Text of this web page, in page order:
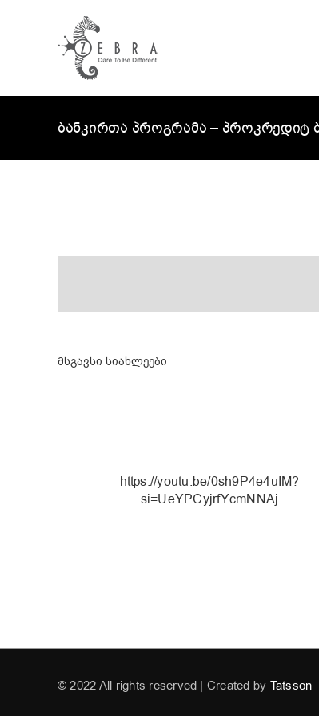
ბანკირთა პროგრამა – პროკრედიტ
მსგავსი სიახლეები
https://youtu.be/0sh9P4e4uIM?
si=UeYPCyjrfYcmNNAj
© 2022 All rights reserved | Created by Tatsson